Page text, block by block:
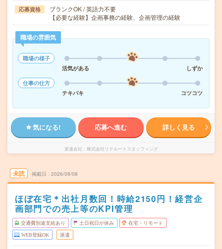
応募資格
ブランクOK / 英語力不要
【必要な経験】企画事務の経験、企画管理の経験
職場の雰囲気
職場の様子
活気がある
しずか
仕事の仕方
テキパキ
コツコツ
気になる! 応募へ進む 詳しく見る
派遣会社 株式会社リクルートスタッフィング
未読 掲載日 2026/08/08
ほぼ在宅＊出社月数回！時給2150円！経営企
画部門での売上等のKPI管理
交通費別途支給あり 土日祝日が休み 在宅・リモート
WEB登録OK 派遣